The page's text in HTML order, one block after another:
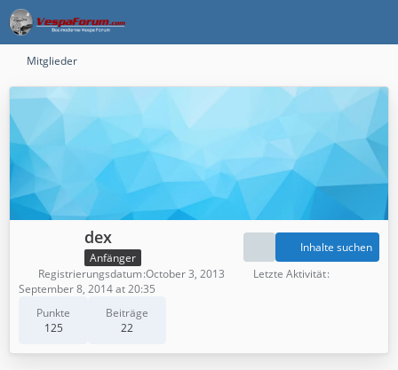
Mitglieder
dex
Anfänger
Punkte
125
Beiträge
22
Inhalte suchen
Registrierungsdatum October 3, 2013
Letzte Aktivität
September 8, 2014 at 20:35